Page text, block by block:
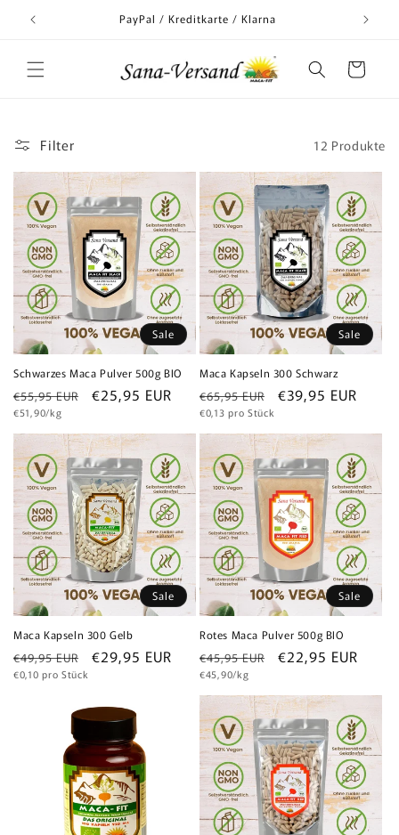
zum
PayPal / Kreditkarte / Klarna
Warenkorb
Filter 12 Produkte
Sale
Schwarzes Maca Pulver 500g BIO
Normaler
Preis
€55,95 EUR Verkaufspreis
€25,95 EUR
Grundpreis
€51,90/kg
Sale
Maca Kapseln 300 Schwarz
Normaler
Preis
€65,95 EUR Verkaufspreis
€39,95 EUR
Grundpreis
€0,13 pro Stück
Sale
Maca Kapseln 300 Gelb
Normaler
Preis
€49,95 EUR Verkaufspreis
€29,95 EUR
Grundpreis
€0,10 pro Stück
Sale
Rotes Maca Pulver 500g BIO
Normaler
Preis
€45,95 EUR Verkaufspreis
€22,95 EUR
Grundpreis
€45,90/kg